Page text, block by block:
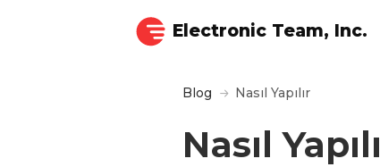
Electronic Team, Inc.
Blog Nasıl Yapılır
Nasıl